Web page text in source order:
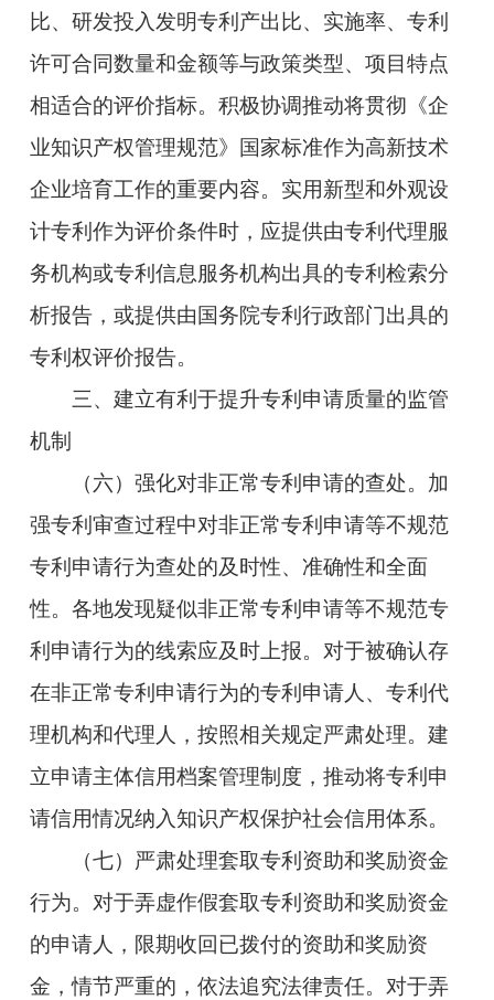
比、研发投入发明专利产出比、实施率、专利
许可合同数量和金额等与政策类型、项目特点
相适合的评价指标。积极协调推动将贯彻《企
业知识产权管理规范》国家标准作为高新技术
企业培育工作的重要内容。实用新型和外观设
计专利作为评价条件时，应提供由专利代理服
务机构或专利信息服务机构出具的专利检索分
析报告，或提供由国务院专利行政部门出具的
专利权评价报告。
三、建立有利于提升专利申请质量的监管
机制
（六）强化对非正常专利申请的查处。加
强专利审查过程中对非正常专利申请等不规范
专利申请行为查处的及时性、准确性和全面
性。各地发现疑似非正常专利申请等不规范专
利申请行为的线索应及时上报。对于被确认存
在非正常专利申请行为的专利申请人、专利代
理机构和代理人，按照相关规定严肃处理。建
立申请主体信用档案管理制度，推动将专利申
请信用情况纳入知识产权保护社会信用体系。
（七）严肃处理套取专利资助和奖励资金
行为。对于弄虚作假套取专利资助和奖励资金
的申请人，限期收回已拨付的资助和奖励资
金，情节严重的，依法追究法律责任。对于弄